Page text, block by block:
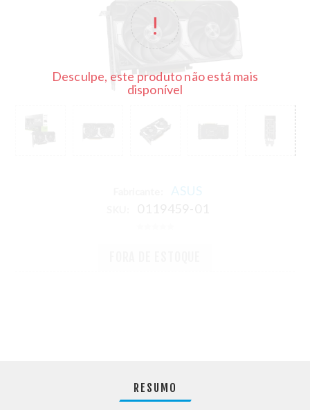
Desculpe, este produto não está mais
disponível
ASUS
RESUMO